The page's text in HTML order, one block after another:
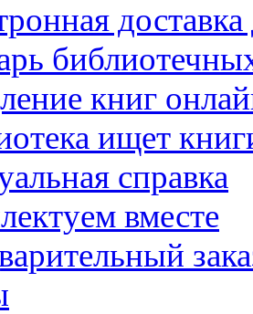
книг
ищет
справка
вместе